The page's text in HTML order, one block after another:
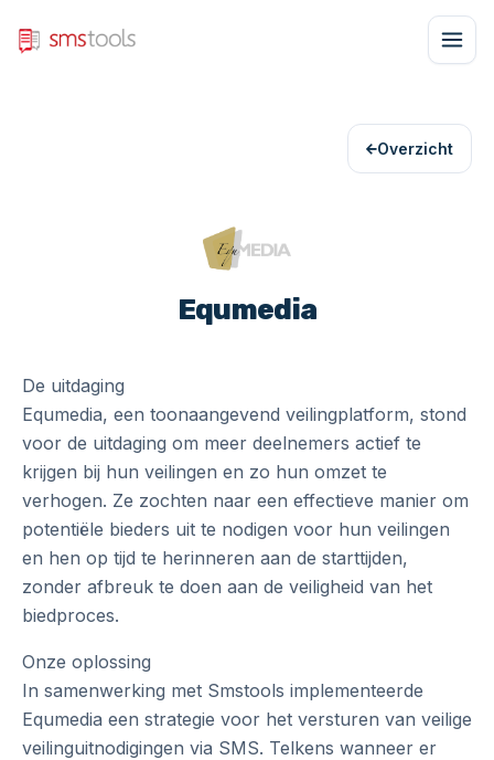
Overzicht
Equmedia
De uitdaging
Equmedia, een toonaangevend veilingplatform, stond
voor de uitdaging om meer deelnemers actief te
krijgen bij hun veilingen en zo hun omzet te
verhogen. Ze zochten naar een effectieve manier om
potentiële bieders uit te nodigen voor hun veilingen
en hen op tijd te herinneren aan de starttijden,
zonder afbreuk te doen aan de veiligheid van het
biedproces.
Onze oplossing
In samenwerking met Smstools implementeerde
Equmedia een strategie voor het versturen van veilige
veilinguitnodigingen via SMS. Telkens wanneer er